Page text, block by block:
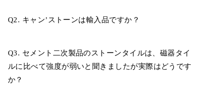
Q2. キャン’ストーンは輸入品ですか？
Q3. セメント二次製品のストーンタイルは、磁器タイ
ルに比べて強度が弱いと聞きましたが実際はどうです
か？